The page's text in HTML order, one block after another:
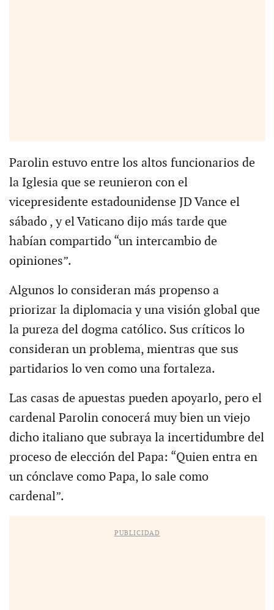
Parolin estuvo entre los altos funcionarios de
la Iglesia que se reunieron con el
vicepresidente estadounidense JD Vance el
sábado , y el Vaticano dijo más tarde que
habían compartido “un intercambio de
opiniones”.
Algunos lo consideran más propenso a
priorizar la diplomacia y una visión global que
la pureza del dogma católico. Sus críticos lo
consideran un problema, mientras que sus
partidarios lo ven como una fortaleza.
Las casas de apuestas pueden apoyarlo, pero el
cardenal Parolin conocerá muy bien un viejo
dicho italiano que subraya la incertidumbre del
proceso de elección del Papa: “Quien entra en
un cónclave como Papa, lo sale como
cardenal”.
PUBLICIDAD